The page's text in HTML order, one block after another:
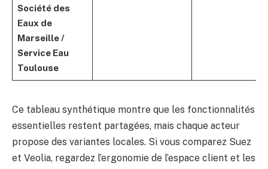
Société des
Eaux de
Marseille /
Service Eau
Toulouse
Ce tableau synthétique montre que les fonctionnalités
essentielles restent partagées, mais chaque acteur
propose des variantes locales. Si vous comparez Suez
et Veolia, regardez l’ergonomie de l’espace client et les